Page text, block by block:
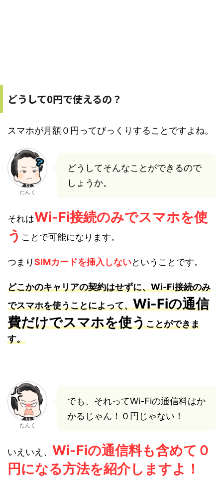
どうして0円で使えるの？
スマホが月額０円ってびっくりすることですよね。
たんく
どうしてそんなことができるので
しょうか。
それはWi-Fi接続のみでスマホを使
う ことで可能になります。
つまりSIMカードを挿入しないということです。
どこかのキャリアの契約はせずに、Wi-Fi接続のみ
でスマホを使うことによって、Wi-Fiの通信
費だけでスマホを使うことができま
す。
たんく
でも、それってWi-Fiの通信料はか
かるじゃん！０円じゃない！
いえいえ、 Wi-Fiの通信料も含めて０
円になる方法を紹介しますよ！